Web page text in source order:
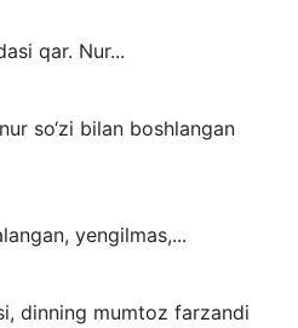
qar. Nur...
so‘zi bilan boshlangan
yengilmas,...
dinning mumtoz farzandi